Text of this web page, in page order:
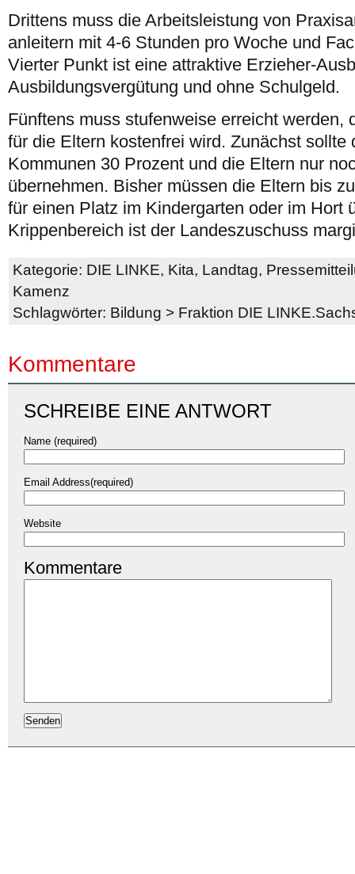
Drittens muss die Arbeitsleistung von
anleitern mit 4-6 Stunden pro Woche und
Vierter Punkt ist eine attraktive Erzieher-
Ausbildungsvergütung und ohne Schulgeld.
Fünftens muss stufenweise erreicht werden,
für die Eltern kostenfrei wird. Zunächst sollte
Kommunen 30 Prozent und die Eltern nur
übernehmen. Bisher müssen die Eltern bis
für einen Platz im Kindergarten oder im Hort
Krippenbereich ist der Landeszuschuss
Kategorie: DIE LINKE, Kita, Landtag,
Kamenz
Schlagwörter: Bildung > Fraktion DIE
Kommentare
SCHREIBE EINE ANTWORT
Name (required)
Email Address(required)
Website
Kommentare